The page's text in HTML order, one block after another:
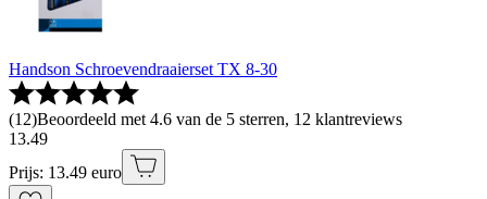
Handson Schroevendraaierset TX 8-30
(12)Beoordeeld met 4.6 van de 5 sterren, 12 klantreviews
13.49
Prijs: 13.49 euro